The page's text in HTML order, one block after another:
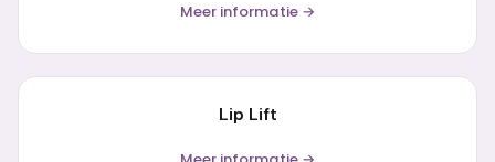
Meer informatie →
Lip Lift